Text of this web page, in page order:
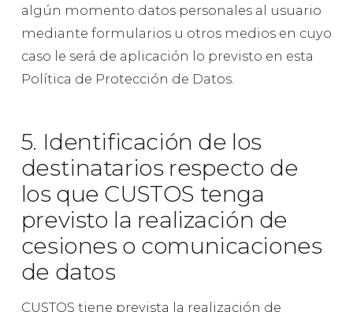
algún momento datos personales al usuario
mediante formularios u otros medios en cuyo
caso le será de aplicación lo previsto en esta
Política de Protección de Datos.
5. Identificación de los
destinatarios respecto de
los que CUSTOS tenga
previsto la realización de
cesiones o comunicaciones
de datos
CUSTOS tiene prevista la realización de